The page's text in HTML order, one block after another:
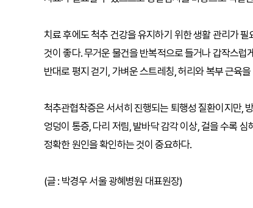
치료 후에도 척추 건강을 유지하기 위한 생활 관리가
것이 좋다. 무거운 물건을 반복적으로 들거나 갑작스
반대로 평지 걷기, 가벼운 스트레칭, 허리와 복부 근육
척추관협착증은 서서히 진행되는 퇴행성 질환이지만,
엉덩이 통증, 다리 저림, 발바닥 감각 이상, 걸을 수록
정확한 원인을 확인하는 것이 중요하다.
(글 : 박경우 서울 광혜병원 대표원장)